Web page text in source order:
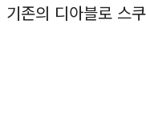
존의 디아블로 스